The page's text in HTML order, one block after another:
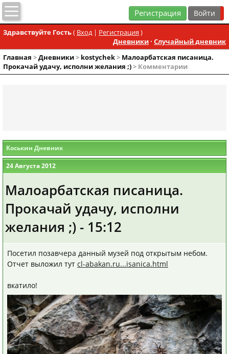
Регистрация
Здравствуйте Гость( Вход| Регистрация )
Дневники· Случайный дневник
Главная >Дневники> kostychek> Малоарбатская писаница.
Прокачай удачу, исполни желания ;)> Комментарии
Коськин Дневник
24 Августа 2012
Малоарбатская писаница.
Прокачай удачу, исполни
желания ;) - 15:12
Посетил позавчера данный музей под открытым небом.
Отчет выложил тут cl-abakan.ru...isanica.html
вкатило!